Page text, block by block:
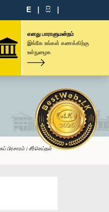
E | සි |
எனது பாராளுமன்றம்
இங்கே உங்கள் கணக்கிற்கு
உள்நுழைக
பிரசாரம் : சீர்செய்தல்